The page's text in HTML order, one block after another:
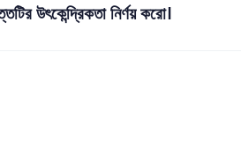
নির্ণয় করো।